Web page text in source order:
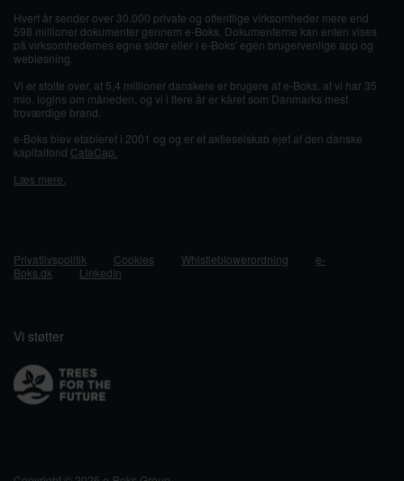
Hvert år sender over 30.000 private og offentlige virksomheder mere end
598 millioner dokumenter gennem e-Boks. Dokumenterne kan enten vises
på virksomhedernes egne sider eller i e-Boks' egen brugervenlige app og
webløsning.
Vi er stolte over, at 5,4 millioner danskere er brugere af e-Boks, at vi har 35
mio. logins om måneden, og vi i flere år er kåret som Danmarks mest
troværdige brand.
e-Boks blev etableret i 2001 og og er et aktieselskab ejet af den danske
kapitalfond CataCap.
Læs mere.
Privatlivspolitik Cookies Whistleblowerordning
e-
Boks.dk
LinkedIn
Vi støtter